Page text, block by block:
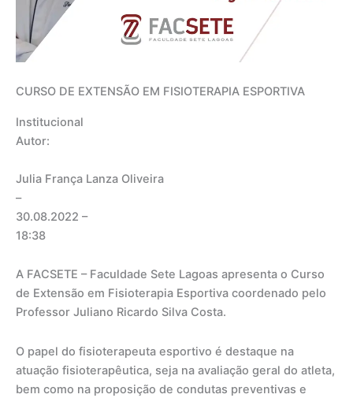
CURSO DE EXTENSÃO EM FISIOTERAPIA ESPORTIVA
Institucional
Autor:
Julia França Lanza Oliveira
–
30.08.2022 –
18:38
A FACSETE – Faculdade Sete Lagoas apresenta o Curso
de Extensão em Fisioterapia Esportiva coordenado pelo
Professor Juliano Ricardo Silva Costa.
O papel do fisioterapeuta esportivo é destaque na
atuação fisioterapêutica, seja na avaliação geral do atleta,
bem como na proposição de condutas preventivas e